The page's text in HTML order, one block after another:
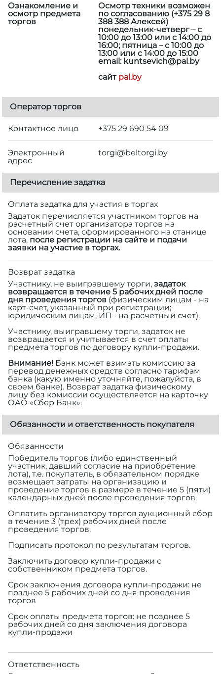
Ознакомление и
осмотр предмета
торгов
Осмотр техники возможен
по согласованию (+375 29 8
388 388 Алексей)
понедельник-четверг – с
10:00 до 13:00 или с 14:00 до
16:00; пятница – с 10:00 до
13:00 или с 14:00 до 15:00
email: kuntsevich@pal.by
сайт pal.by
Оператор торгов
Контактное лицо +375 29 690 54 09
Электронный
адрес
torgi@beltorgi.by
Перечисление задатка
Оплата задатка для участия в торгах
Задаток перечисляется участником торгов на
расчетный счет организатора торгов на
основании счета, сформированного на станице
лота, после регистрации на сайте и подачи
заявки на участие в торгах.
Возврат задатка
Участнику, не выигравшему торги, задаток
возвращается в течение 5 рабочих дней после
дня проведения торгов (физическим лицам - на
карт-счет, указанный при регистрации;
юридическим лицам, ИП - на расчетный счет).
Участнику, выигравшему торги, задаток не
возвращается и учитывается в счет оплаты
предмета торгов по договору купли-продажи.
Внимание! Банк может взимать комиссию за
перевод денежных средств согласно тарифам
банка (какую именно уточняйте, пожалуйста, в
своем банке). Возврат задатка физическому
лицу без комиссии осуществляется на карточку
ОАО «Сбер Банк».
Обязанности и ответственность покупателя
Обязанности
Победитель торгов (либо единственный
участник, давший согласие на приобретение
лота), т.е. покупатель, в обязательном порядке
возмещает затраты на организацию и
проведение торгов в размере в течение 5 (пяти)
календарных дней после проведения торгов.
Оплатить организатору торгов аукционный сбор
в течение 3 (трех) рабочих дней после
проведения торгов.
Подписать протокол по результатам торгов.
Заключить договор купли-продажи с
собственником предмета торгов.
Срок заключения договора купли-продажи: не
позднее 5 рабочих дней со дня проведения
торгов
Срок оплаты предмета торгов: не позднее 5
рабочих дней со дня заключения договора
купли-продажи
Ответственность